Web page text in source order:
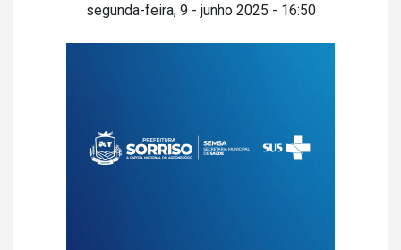
segunda-feira, 9 - junho 2025 - 16:50